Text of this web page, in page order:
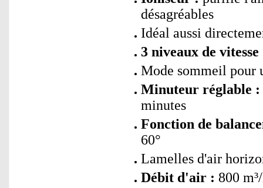
désagréables
Idéal aussi
3 niveaux de vitesse
Mode sommeil pour
Minuteur réglable :
minutes
Fonction de
60°
Lamelles d'air
Débit d'air : 800